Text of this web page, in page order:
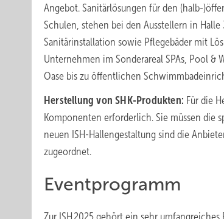
Angebot. Sanitärlösungen für den (halb-
Schulen, stehen bei den Ausstellern in
Sanitärinstallation sowie Pflegebäder mit
Unternehmen im Sonderareal SPAs, Pool &
Oase bis zu öffentlichen
Herstellung von SHK-Produkten: Für die
Komponenten erforderlich. Sie müssen die
neuen ISH-Hallengestaltung sind die
zugeordnet.
Eventprogramm
Zur ISH 2025 gehört ein sehr